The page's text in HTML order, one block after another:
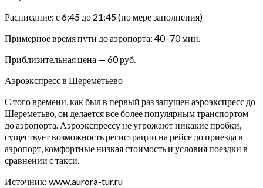
Расписание: с 6:45 до 21:45 (по мере заполнения)
Примерное время пути до аэропорта: 40–70 мин.
Приблизительная цена — 60 руб.
Аэроэкспресс в Шереметьево
С того времени, как был в первый раз запущен аэроэкспресс до
Шереметьво, он делается все более популярным транспортом
до аэропорта. Аэроэкспрессу не угрожают никакие пробки,
существует возможность регистрации на рейсе до приезда в
аэропорт, комфортные низкая стоимость и условия поездки в
сравнении с такси.
Источник: www.aurora-tur.ru